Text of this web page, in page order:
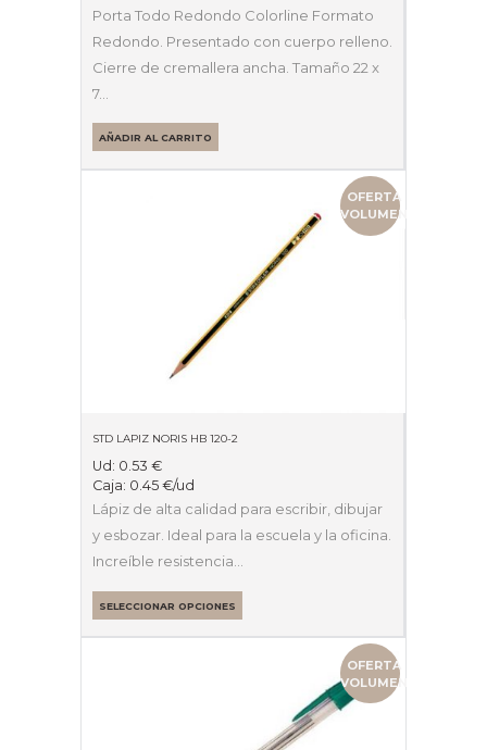
Porta Todo Redondo Colorline Formato
Redondo. Presentado con cuerpo relleno.
Cierre de cremallera ancha. Tamaño 22 x
7…
AÑADIR AL CARRITO
OFERTA
VOLUMEN
STD LAPIZ NORIS HB 120-2
Ud: 0.53 €
Caja: 0.45 €/ud
Lápiz de alta calidad para escribir, dibujar
y esbozar. Ideal para la escuela y la oficina.
Increíble resistencia…
SELECCIONAR OPCIONES
OFERTA
VOLUMEN